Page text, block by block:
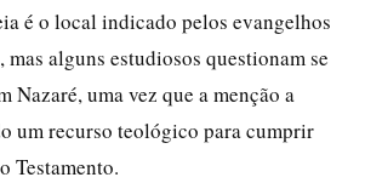
é o local indicado pelos evangelhos
mas alguns estudiosos questionam se
Nazaré, uma vez que a menção a
um recurso teológico para cumprir
Testamento.